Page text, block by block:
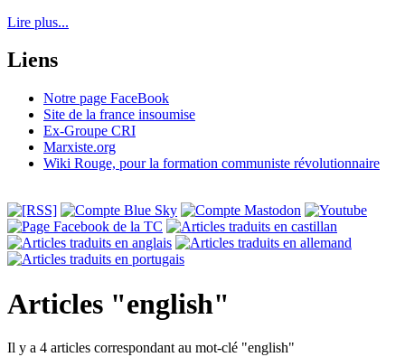
Lire plus...
Liens
Notre page FaceBook
Site de la france insoumise
Ex-Groupe CRI
Marxiste.org
Wiki Rouge, pour la formation communiste révolutionnaire
Articles "english"
Il y a 4 articles correspondant au mot-clé "english"